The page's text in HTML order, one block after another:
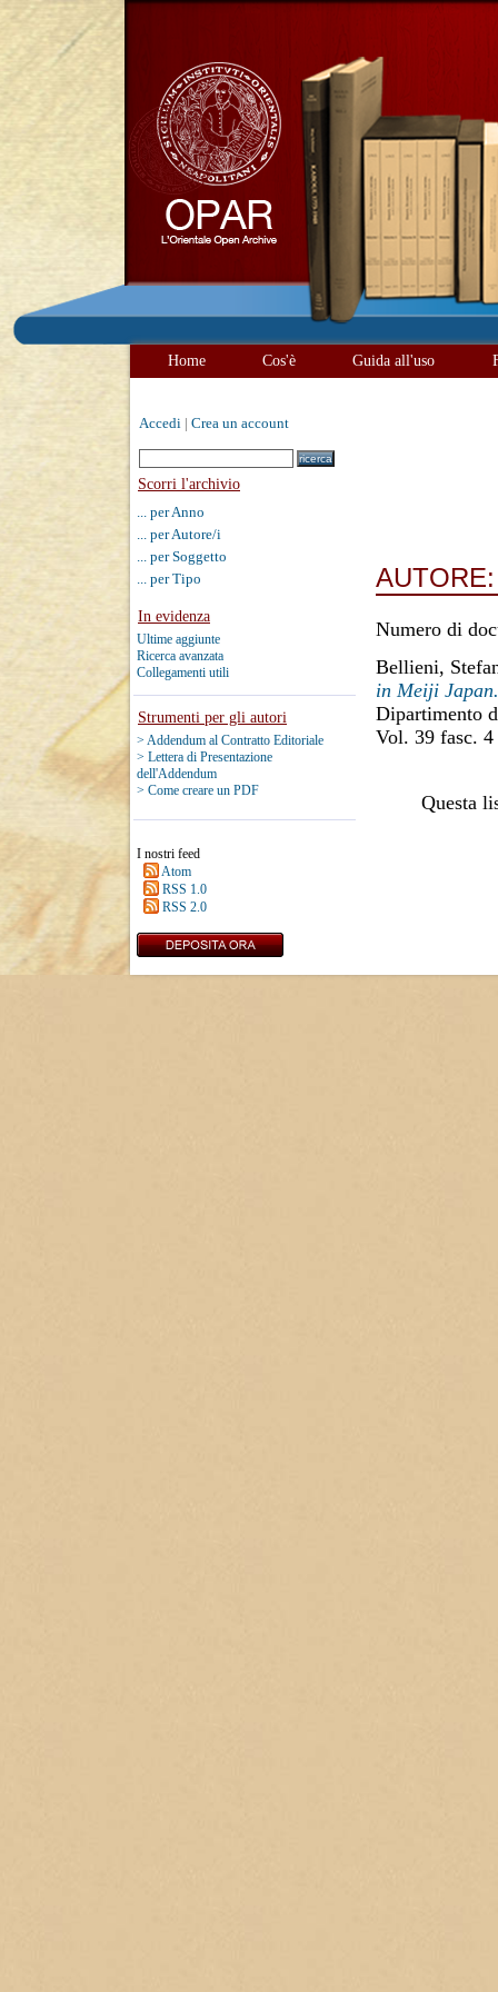
Home Cos'è Guida all'uso
Accedi Crea un account
Scorri l'archivio
... per Anno
... per Autore/i
... per Soggetto
... per Tipo
In evidenza
Ultime aggiunte
Ricerca avanzata
Collegamenti utili
Strumenti per gli autori
> Addendum al Contratto Editoriale
> Lettera di Presentazione
dell'Addendum
> Come creare un PDF
I nostri feed
Atom
RSS 1.0
RSS 2.0
Numero di
Bellieni,
in Meiji Japan.
Dipartimento
Vol. 39 fasc.
Questa